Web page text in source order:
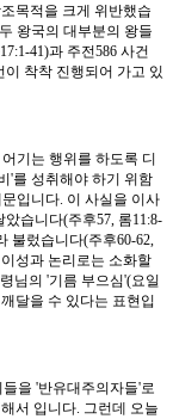
목적을 크게 위반했습
왕국의 대부분의 왕들
41)과 주전586 사건
이 착착 진행되어 가고 있
기는 행위를 하도록 디
'를 성취해야 하기 위함
입니다. 이 사실을 이사
았습니다(주후57, 롬11:8-
불렀습니다(주후60-62,
이성과 논리로는 소화할
님의 '기름 부으심'(요일
달을 수 있다는 표현입
을 '반유대주의자들'로
서 입니다. 그런데 오늘